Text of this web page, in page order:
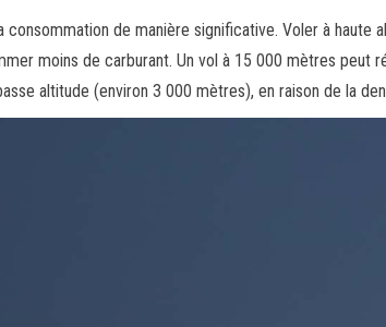
consommation de manière significative. Voler à haute
moins de carburant. Un vol à 15 000 mètres peut
altitude (environ 3 000 mètres), en raison de la